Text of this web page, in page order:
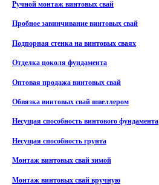
Ручной монтаж винтовых свай
Пробное завинчивание винтовых свай
Подпорная стенка на винтовых сваях
Отделка цоколя фундамента
Оптовая продажа винтовых свай
Обвязка винтовых свай швеллером
Несущая способность винтового фундамента
Несущая способность грунта
Монтаж винтовых свай зимой
Монтаж винтовых свай вручную